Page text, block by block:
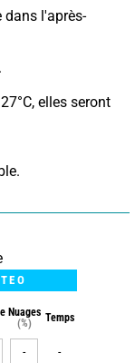
elles seront
Nuages
(%)
Temps
- -